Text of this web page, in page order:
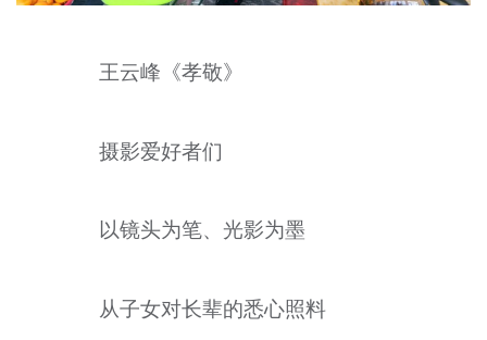
王云峰《孝敬》
摄影爱好者们
以镜头为笔、光影为墨
从子女对长辈的悉心照料